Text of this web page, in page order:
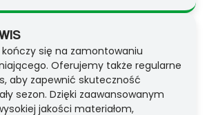
się na zamontowaniu
Oferujemy także regularne
aby zapewnić skuteczność
sezon. Dzięki zaawansowanym
jakości materiałom,